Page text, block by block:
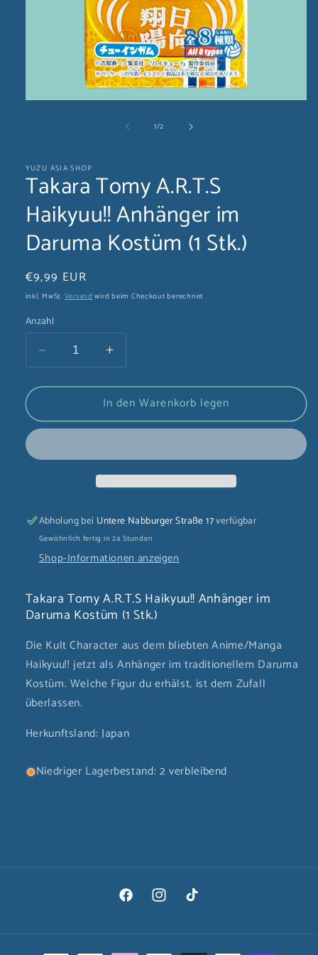
1/von
2
YUZU ASIA SHOP
Takara Tomy A.R.T.S
Haikyuu!! Anhänger im
Daruma Kostüm (1 Stk.)
Normaler
Preis
€9,99 EUR
inkl. MwSt.Versandwird beim Checkout berechnet
Anzahl
Verringere
die
Menge
Takara
Anhänger
Daruma
Kostüm
(1
Stk.)
Erhöhe
die
Menge
für
Takara
Daruma
Kostüm
(1
Stk.)
In den Warenkorb legen
Abholung bei Untere Nabburger Straße 17verfügbar
Gewöhnlich fertig in 24 Stunden
Shop-Informationen anzeigen
Takara Tomy A.R.T.S Haikyuu!! Anhänger im
Daruma Kostüm (1 Stk.)
Die Kult Character aus dem bliebten Anime/Manga
Haikyuu!! jetzt als Anhänger im traditionellem Daruma
Kostüm. Welche Figur du erhälst, ist dem Zufall
überlassen.
Herkunftsland: Japan
Niedriger Lagerbestand: 2 verbleibend
FacebookInstagramTikTok